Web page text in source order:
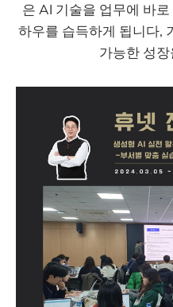
은 AI 기술을 업무에 바
하우를 습득하게 됩니다,
가능한 성